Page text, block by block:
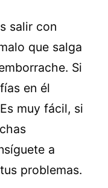
salir con
que salga
Si
en él
muy fácil, si
a
problemas.